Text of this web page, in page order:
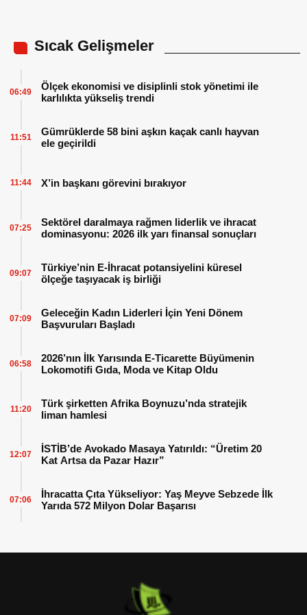
Sıcak Gelişmeler
Ölçek ekonomisi ve disiplinli stok yönetimi ile
karlılıkta yükseliş trendi
06:49
Gümrüklerde 58 bini aşkın kaçak canlı hayvan
ele geçirildi
11:51
X’in başkanı görevini bırakıyor
11:44
Sektörel daralmaya rağmen liderlik ve ihracat
dominasyonu: 2026 ilk yarı finansal sonuçları
07:25
Türkiye’nin E-İhracat potansiyelini küresel
ölçeğe taşıyacak iş birliği
09:07
Geleceğin Kadın Liderleri İçin Yeni Dönem
Başvuruları Başladı
07:09
2026’nın İlk Yarısında E-Ticarette Büyümenin
Lokomotifi Gıda, Moda ve Kitap Oldu
06:58
Türk şirketten Afrika Boynuzu’nda stratejik
liman hamlesi
11:20
İSTİB’de Avokado Masaya Yatırıldı: “Üretim 20
Kat Artsa da Pazar Hazır”
12:07
İhracatta Çıta Yükseliyor: Yaş Meyve Sebzede İlk
Yarıda 572 Milyon Dolar Başarısı
07:06